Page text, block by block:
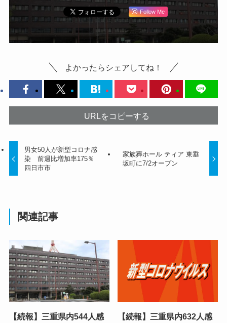
Follow Me
よかったらシェアしてね！
URLをコピーする
男女50人が新型コロナ感
染 前週比増加率175％
四日市市
家族葬ホール ティア 東垂
坂町に7/2オープン
関連記事
【続報】三重県内544人感
【続報】三重県内632人感